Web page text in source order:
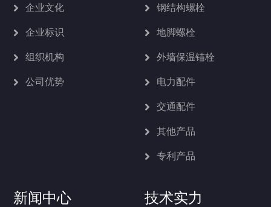
企业文化
企业标识
组织机构
公司优势
钢结构螺栓
地脚螺栓
外墙保温锚栓
电力配件
交通配件
其他产品
专利产品
新闻中心 技术实力